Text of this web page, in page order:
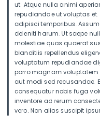
ut. Atque nulla animi
repudiandae ut voluptas
adipisci temporibus.
deleniti harum. Ut saepe
molestiae quas quaerat
blanditiis repellendus
voluptatum repudiandae
porro magnam voluptatem
aut modi sed recusandae.
consequatur nobis fuga
inventore ad rerum
vero. Non alias suscipit